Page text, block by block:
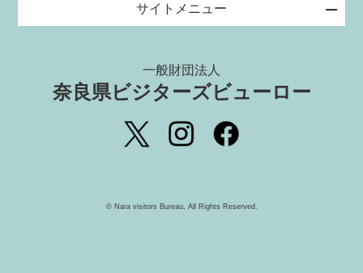
サイトメニュー
一般財団法人
奈良県ビジターズビューロー
©️ Nara visitors Bureau, All Rights Reserved.